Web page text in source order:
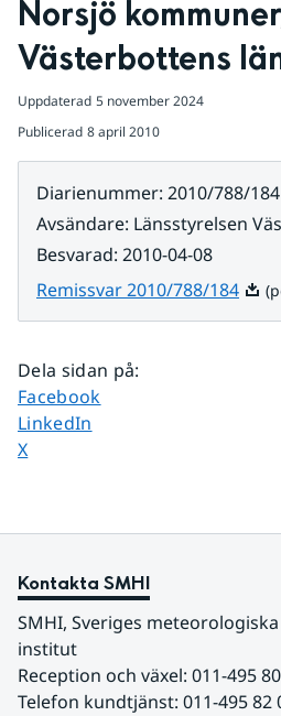
Norsjö
Västerbottens
Uppdaterad 5 november 2024
Publicerad 8 april 2010
Diarienummer: 2010/788/184
Avsändare: Länsstyrelsen
Besvarad: 2010-04-08
Remissvar 2010/788/184Pdf,
Dela sidan på:
Dela sidan på
Facebook
Dela sidan på
LinkedIn
Dela sidan på
X
Kontakta SMHI
SMHI, Sveriges
institut
Reception och växel: 011-495
Telefon kundtjänst: 011-495 82